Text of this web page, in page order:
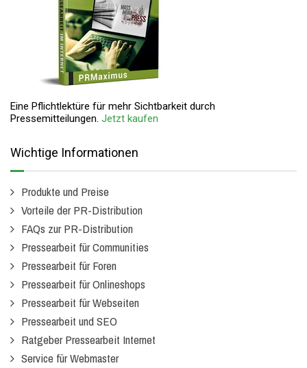
Eine Pflichtlektüre für mehr Sichtbarkeit durch
Pressemitteilungen. Jetzt kaufen
Wichtige Informationen
Produkte und Preise
Vorteile der PR-Distribution
FAQs zur PR-Distribution
Pressearbeit für Communities
Pressearbeit für Foren
Pressearbeit für Onlineshops
Pressearbeit für Webseiten
Pressearbeit und SEO
Ratgeber Pressearbeit Internet
Service für Webmaster